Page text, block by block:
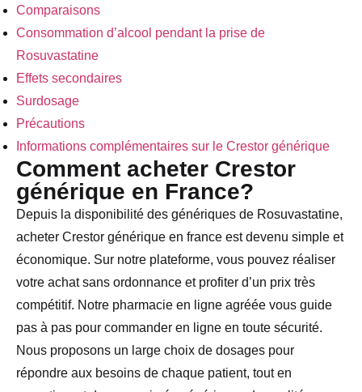
Comparaisons
Consommation d’alcool pendant la prise de
Rosuvastatine
Effets secondaires
Surdosage
Précautions
Informations complémentaires sur le Crestor générique
Comment acheter Crestor
générique en France?
Depuis la disponibilité des génériques de Rosuvastatine,
acheter Crestor générique en france est devenu simple et
économique. Sur notre plateforme, vous pouvez réaliser
votre achat sans ordonnance et profiter d’un prix très
compétitif. Notre pharmacie en ligne agréée vous guide
pas à pas pour commander en ligne en toute sécurité.
Nous proposons un large choix de dosages pour
répondre aux besoins de chaque patient, tout en